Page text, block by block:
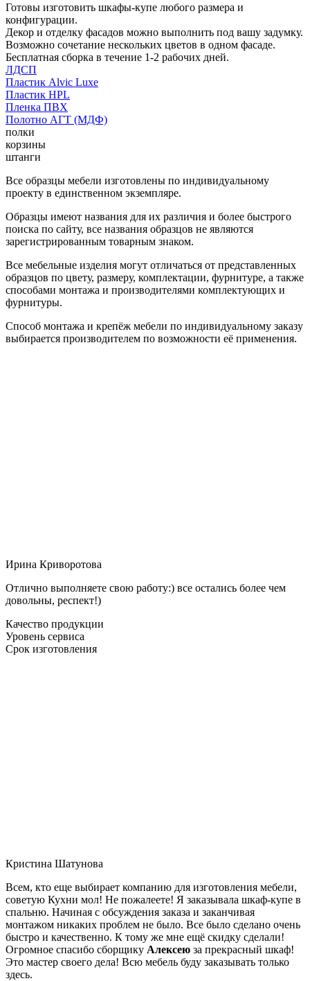
Готовы изготовить шкафы-купе любого размера и
конфигурации.
Декор и отделку фасадов можно выполнить под вашу задумку.
Возможно сочетание нескольких цветов в одном фасаде.
Бесплатная сборка в течение 1-2 рабочих дней.
ЛДСП
Пластик Alvic Luxe
Пластик HPL
Пленка ПВХ
Полотно АГТ (МДФ)
полки
корзины
штанги
Все образцы мебели изготовлены по индивидуальному
проекту в единственном экземпляре.
Образцы имеют названия для их различия и более быстрого
поиска по сайту, все названия образцов не являются
зарегистрированным товарным знаком.
Все мебельные изделия могут отличаться от представленных
образцов по цвету, размеру, комплектации, фурнитуре, а также
способами монтажа и производителями комплектующих и
фурнитуры.
Способ монтажа и крепёж мебели по индивидуальному заказу
выбирается производителем по возможности её применения.
Ирина Криворотова
Отлично выполняете свою работу:) все остались более чем
довольны, респект!)
Качество продукции
Уровень сервиса
Срок изготовления
Кристина Шатунова
Всем, кто еще выбирает компанию для изготовления мебели,
советую Кухни мол! Не пожалеете! Я заказывала шкаф-купе в
спальню. Начиная с обсуждения заказа и заканчивая
монтажом никаких проблем не было. Все было сделано очень
быстро и качественно. К тому же мне ещё скидку сделали!
Огромное спасибо сборщику Алексею за прекрасный шкаф!
Это мастер своего дела! Всю мебель буду заказывать только
здесь.